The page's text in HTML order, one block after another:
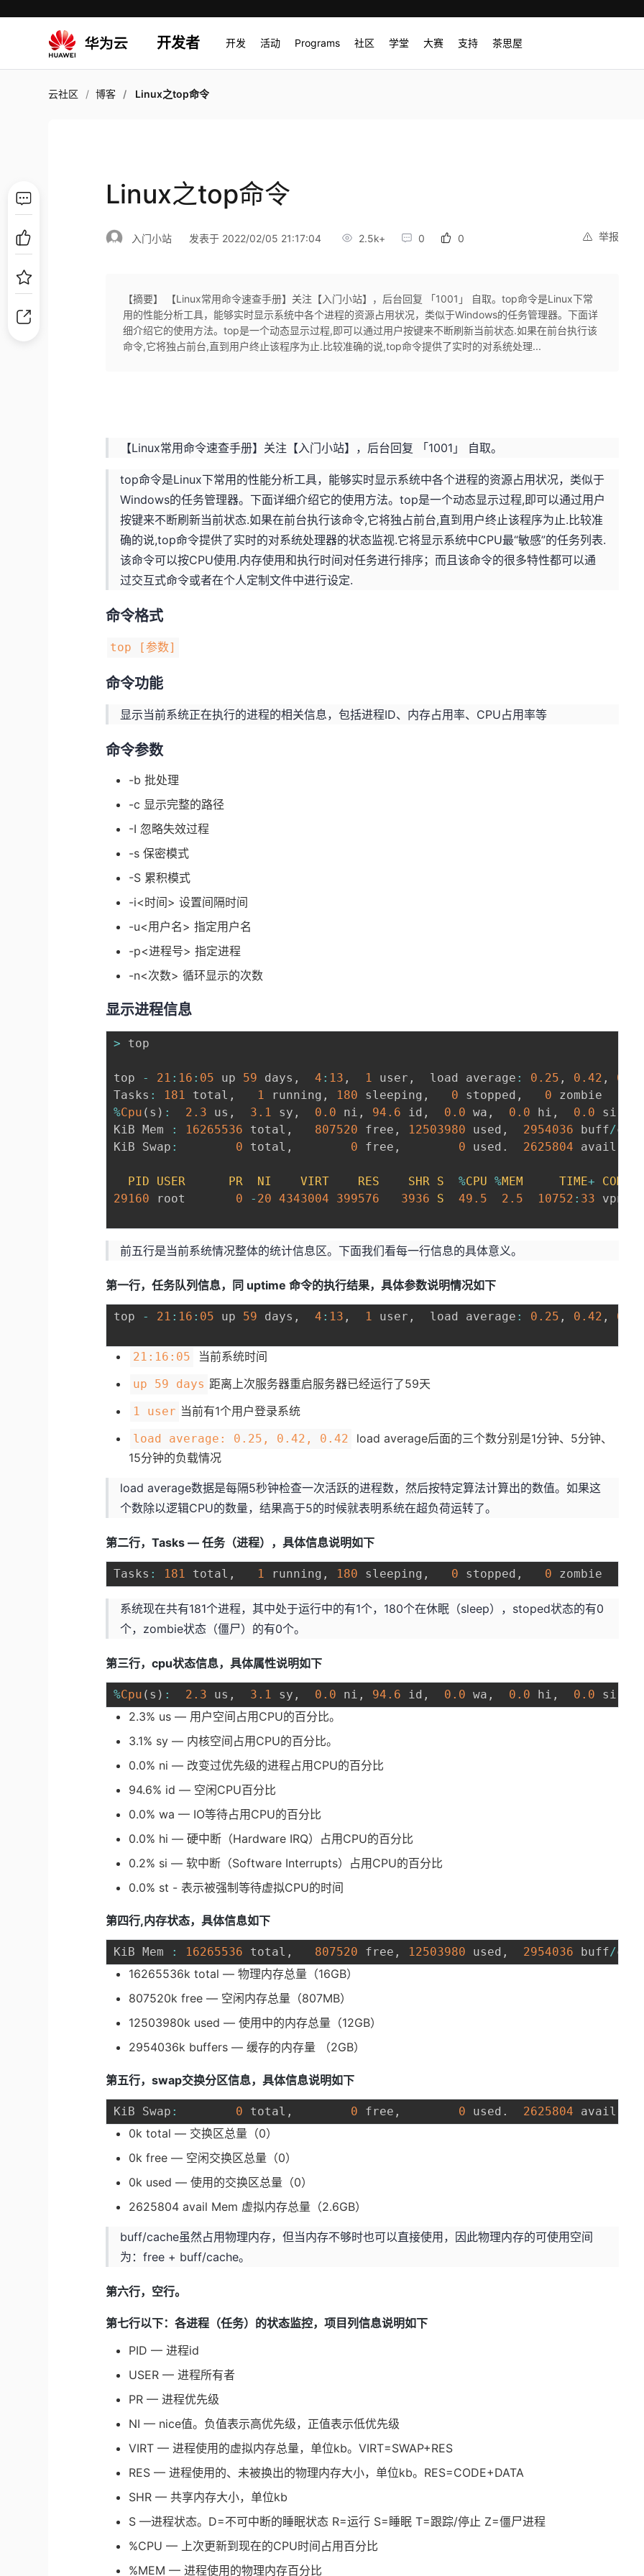
开发者 开发 活动 Programs 社区 学堂 大赛 支持 茶思屋
云社区 博客 Linux之top命令
Linux之top命令
举报
入门小站 发表于 2022/02/05 21:17:04 2.5k+ 0 0
【摘要】 【Linux常用命令速查手册】关注【入门小站】，后台回复 「1001」 自取。top命令是Linux下常
用的性能分析工具，能够实时显示系统中各个进程的资源占用状况，类似于Windows的任务管理器。下面详
细介绍它的使用方法。top是一个动态显示过程,即可以通过用户按键来不断刷新当前状态.如果在前台执行该
命令,它将独占前台,直到用户终止该程序为止.比较准确的说,top命令提供了实时的对系统处理...
【Linux常用命令速查手册】关注【入门小站】，后台回复 「1001」 自取。
top命令是Linux下常用的性能分析工具，能够实时显示系统中各个进程的资源占用状况，类似于
Windows的任务管理器。下面详细介绍它的使用方法。top是一个动态显示过程,即可以通过用户
按键来不断刷新当前状态.如果在前台执行该命令,它将独占前台,直到用户终止该程序为止.比较准
确的说,top命令提供了实时的对系统处理器的状态监视.它将显示系统中CPU最“敏感”的任务列表.
该命令可以按CPU使用.内存使用和执行时间对任务进行排序；而且该命令的很多特性都可以通
过交互式命令或者在个人定制文件中进行设定.
命令格式
top [参数]
命令功能
显示当前系统正在执行的进程的相关信息，包括进程ID、内存占用率、CPU占用率等
命令参数
-b 批处理
-c 显示完整的路径
-I 忽略失效过程
-s 保密模式
-S 累积模式
-i<时间> 设置间隔时间
-u<用户名> 指定用户名
-p<进程号> 指定进程
-n<次数> 循环显示的次数
显示进程信息
> top
top - 21 : 16 : 05 up 59 days , 4 : 13 , 1 user ,
  load average
: 0.25 , 0.42 ,
Tasks : 181 total , 1 running , 180 sleeping , 0 stopped , 0
%Cpu ( s ) : 2.3 us , 3.1 sy , 0.0 ni , 94.6 id , 0.0 wa , 0.0 hi , 0.0 si
KiB Mem
: 16265536 total , 807520 free , 12503980 used , 2954036 buff/
KiB Swap : 0 total , 0 free , 0 used . 2625804 avail
PID USER PR NI VIRT RES SHR S %CPU %MEM TIME+
29160 root 0 - 20 4343004 399576 3936 S 49.5 2.5 10752 : 33
前五行是当前系统情况整体的统计信息区。下面我们看每一行信息的具体意义。
第一行，任务队列信息，同 uptime 命令的执行结果，具体参数说明情况如下
top - 21 : 16 : 05 up 59 days , 4 : 13 , 1 user ,
  load average
: 0.25 , 0.42 ,
21:16:05 当前系统时间
up 59 days 距离上次服务器重启服务器已经运行了59天
1 user 当前有1个用户登录系统
load average: 0.25, 0.42, 0.42
load average后面的三个数分别是1分钟、5分钟、
15分钟的负载情况
load average数据是每隔5秒钟检查一次活跃的进程数，然后按特定算法计算出的数值。如果这
个数除以逻辑CPU的数量，结果高于5的时候就表明系统在超负荷运转了。
第二行，Tasks — 任务（进程），具体信息说明如下
Tasks : 181 total , 1 running , 180 sleeping , 0 stopped , 0
系统现在共有181个进程，其中处于运行中的有1个，180个在休眠（sleep），stoped状态的有0
个，zombie状态（僵尸）的有0个。
第三行，cpu状态信息，具体属性说明如下
%Cpu ( s ) : 2.3 us , 3.1 sy , 0.0 ni , 94.6 id , 0.0 wa , 0.0 hi , 0.0 si
2.3% us — 用户空间占用CPU的百分比。
3.1% sy — 内核空间占用CPU的百分比。
0.0% ni — 改变过优先级的进程占用CPU的百分比
94.6% id — 空闲CPU百分比
0.0% wa — IO等待占用CPU的百分比
0.0% hi — 硬中断（Hardware IRQ）占用CPU的百分比
0.2% si — 软中断（Software Interrupts）占用CPU的百分比
0.0% st - 表示被强制等待虚拟CPU的时间
第四行,内存状态，具体信息如下
KiB Mem : 16265536 total , 807520 free , 12503980 used , 2954036 buff/
16265536k total — 物理内存总量（16GB）
807520k free — 空闲内存总量（807MB）
12503980k used — 使用中的内存总量（12GB）
2954036k buffers — 缓存的内存量 （2GB）
第五行，swap交换分区信息，具体信息说明如下
KiB Swap : 0 total , 0 free , 0 used . 2625804
0k total — 交换区总量（0）
0k free — 空闲交换区总量（0）
0k used — 使用的交换区总量（0）
2625804 avail Mem 虚拟内存总量（2.6GB）
buff/cache虽然占用物理内存，但当内存不够时也可以直接使用，因此物理内存的可使用空间
为：free + buff/cache。
第六行，空行。
第七行以下：各进程（任务）的状态监控，项目列信息说明如下
PID — 进程id
USER — 进程所有者
PR — 进程优先级
NI — nice值。负值表示高优先级，正值表示低优先级
VIRT — 进程使用的虚拟内存总量，单位kb。VIRT=SWAP+RES
RES — 进程使用的、未被换出的物理内存大小，单位kb。RES=CODE+DATA
SHR — 共享内存大小，单位kb
S —进程状态。D=不可中断的睡眠状态 R=运行 S=睡眠 T=跟踪/停止 Z=僵尸进程
%CPU — 上次更新到现在的CPU时间占用百分比
%MEM — 进程使用的物理内存百分比